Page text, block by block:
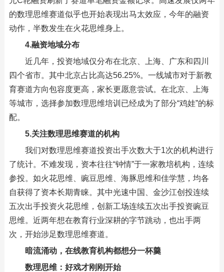
的数理思维赛道似乎也开始表现出马太效应，今年的融资
动作，半数发生在火花思维身上。
4.融资地域分布
近几年，投资地域仅分布在北京、上海、广东和四川
四个省市。其中北京占比高达56.25%。一线城市对于新教
育赛道方向包容度更高，家长更愿意尝试。在北京、上海
等城市，选择参加数理思维培训已经成为了部分“鸡娃”的标
配。
5.关注数理思维赛道的机构
我们对数理思维赛道投资出手次数大于1次的机构进行
了统计。不难发现，资本往往“钟情”于一家教培机构，连续
参投。如火花思维、豌豆思维、海豚思维和佳学慧，均各
自获得了资本长期青睐。其中光速中国、金沙江创投连续
五次出手投资火花思维，创新工场连续五次出手投资豌豆
思维。近两年想在教育行业深耕的字节跳动，也出手两
次，开始涉足数理思维赛道。
暗流涌动，在线教育机构都想分一杯羹
数理思维：好戏才刚刚开始